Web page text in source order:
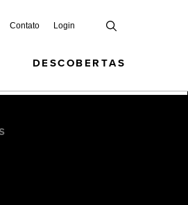
Contato Login
DESCOBERTAS